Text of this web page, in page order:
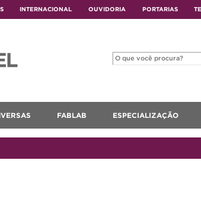
INTERNACIONAL OUVIDORIA PORTARIAS
FABLAB ESPECIALIZAÇÃO